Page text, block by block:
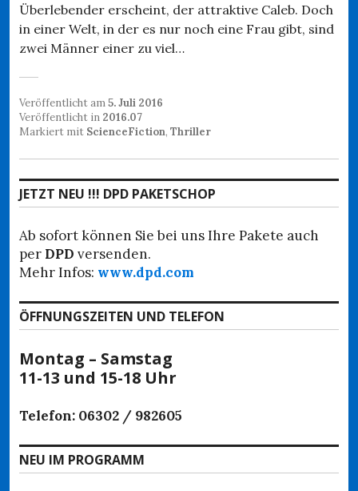
Überlebender erscheint, der attraktive Caleb. Doch
in einer Welt, in der es nur noch eine Frau gibt, sind
zwei Männer einer zu viel…
Veröffentlicht am5. Juli 2016
Veröffentlicht in 2016.07
Markiert mit ScienceFiction, Thriller
JETZT NEU !!! DPD PAKETSCHOP
Ab sofort können Sie bei uns Ihre Pakete auch
per DPD versenden.
Mehr Infos: www.dpd.com
ÖFFNUNGSZEITEN UND TELEFON
Montag – Samstag
11-13 und 15-18 Uhr
Telefon: 06302 / 982605
NEU IM PROGRAMM